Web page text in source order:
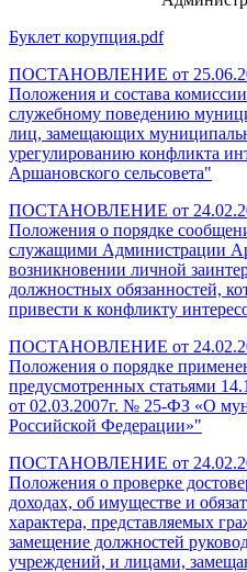
Буклет корупция.pdf
ПОСТАНОВЛЕНИЕ от
Положения и состава
служебному поведению
лиц, замещающих
урегулированию конфликта
Аршановского сельсовета"
ПОСТАНОВЛЕНИЕ от
Положения о порядке
служащими Администрации
возникновении личной
должностных обязанностей,
привести к конфликту
ПОСТАНОВЛЕНИЕ от
Положения о порядке
предусмотренных статьями
от 02.03.2007г. № 25-ФЗ «О
Российской Федерации»"
ПОСТАНОВЛЕНИЕ от
Положения о проверке
доходах, об имуществе и
характера, представляемых
замещение должностей
учреждений, и лицами,